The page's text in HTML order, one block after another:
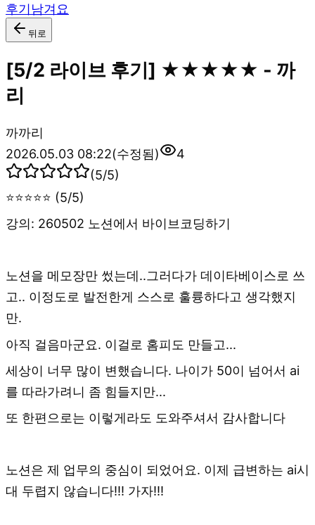
후기남겨요
뒤로
[5/2 라이브 후기] ★★★★★ - 까
리
까까리
2026.05.03 08:22(수정됨)
4
(5/5)
⭐⭐⭐⭐⭐ (5/5)
강의: 260502 노션에서 바이브코딩하기
노션을 메모장만 썼는데..그러다가 데이타베이스로 쓰
고.. 이정도로 발전한게 스스로 훌륭하다고 생각했지
만.
아직 걸음마군요. 이걸로 홈피도 만들고...
세상이 너무 많이 변했습니다. 나이가 50이 넘어서 ai
를 따라가려니 좀 힘들지만...
또 한편으로는 이렇게라도 도와주셔서 감사합니다
노션은 제 업무의 중심이 되었어요. 이제 급변하는 ai시
대 두렵지 않습니다!!! 가자!!!